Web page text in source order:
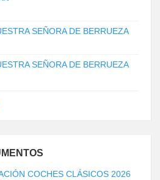
SEÑORA DE BERRUEZA
SEÑORA DE BERRUEZA
COCHES CLÁSICOS 2026